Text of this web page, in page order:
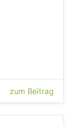
zum Beitrag